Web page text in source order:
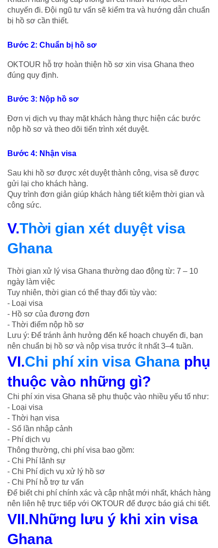
chuyến đi. Đội ngũ tư vấn sẽ kiểm tra và hướng dẫn chuẩn
bị hồ sơ cần thiết.
Bước 2: Chuẩn bị hồ sơ
OKTOUR hỗ trợ hoàn thiện hồ sơ xin visa Ghana theo
đúng quy định.
Bước 3: Nộp hồ sơ
Đơn vị dịch vụ thay mặt khách hàng thực hiện các bước
nộp hồ sơ và theo dõi tiến trình xét duyệt.
Bước 4: Nhận visa
Sau khi hồ sơ được xét duyệt thành công, visa sẽ được
gửi lại cho khách hàng.
Quy trình đơn giản giúp khách hàng tiết kiệm thời gian và
công sức.
V.Thời gian xét duyệt visa
Ghana
Thời gian xử lý visa Ghana thường dao động từ: 7 – 10
ngày làm việc
Tuy nhiên, thời gian có thể thay đổi tùy vào:
- Loại visa
- Hồ sơ của đương đơn
- Thời điểm nộp hồ sơ
Lưu ý: Để tránh ảnh hưởng đến kế hoạch chuyến đi, bạn
nên chuẩn bị hồ sơ và nộp visa trước ít nhất 3–4 tuần.
VI.Chi phí xin visa Ghana phụ
thuộc vào những gì?
Chi phí xin visa Ghana sẽ phụ thuộc vào nhiều yếu tố như:
- Loại visa
- Thời hạn visa
- Số lần nhập cảnh
- Phí dịch vụ
Thông thường, chi phí visa bao gồm:
- Chi Phí lãnh sự
- Chi Phí dịch vụ xử lý hồ sơ
- Chi Phí hỗ trợ tư vấn
Để biết chi phí chính xác và cập nhật mới nhất, khách hàng
nên liên hệ trực tiếp với OKTOUR để được báo giá chi tiết.
VII.Những lưu ý khi xin visa
Ghana